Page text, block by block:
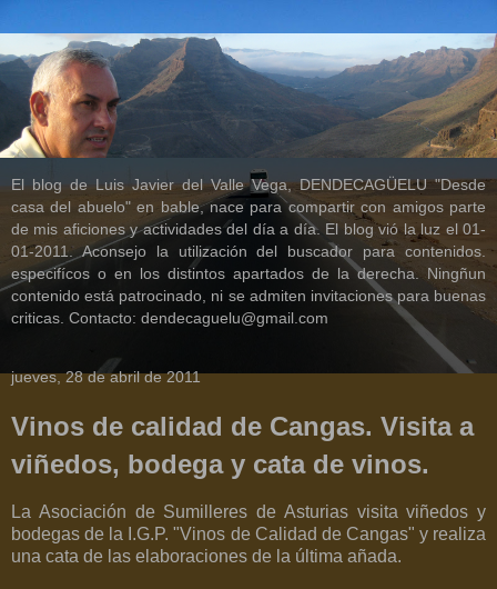
El blog de Luis Javier del Valle Vega, DENDECAGÜELU "Desde
casa del abuelo" en bable, nace para compartir con amigos parte
de mis aficiones y actividades del día a día. El blog vió la luz el 01-
01-2011. Aconsejo la utilización del buscador para contenidos.
especifícos o en los distintos apartados de la derecha. Ningñun
contenido está patrocinado, ni se admiten invitaciones para buenas
criticas. Contacto: dendecaguelu@gmail.com
jueves, 28 de abril de 2011
Vinos de calidad de Cangas. Visita a
viñedos, bodega y cata de vinos.
La Asociación de Sumilleres de Asturias visita viñedos y
bodegas de la I.G.P. "Vinos de Calidad de Cangas" y realiza
una cata de las elaboraciones de la última añada.